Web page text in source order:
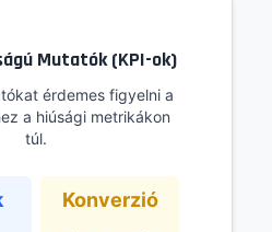
Mutatók (KPI-ok)
érdemes figyelni a
a hiúsági metrikákon
túl.
Konverzió